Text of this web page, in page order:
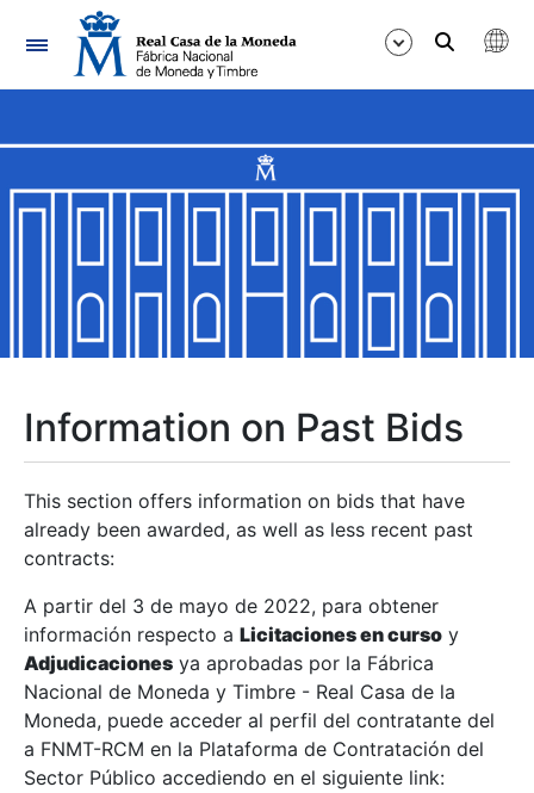
Navigation
Show/Hide
Show/Hide
Show/Hide
Show/Hide
Show/Hide
Information on Past Bids
This section offers information on bids that have
already been awarded, as well as less recent past
contracts:
A partir del 3 de mayo de 2022, para obtener
información respecto a Licitaciones en curso y
Adjudicaciones ya aprobadas por la Fábrica
Nacional de Moneda y Timbre - Real Casa de la
Moneda, puede acceder al perfil del contratante del
a FNMT-RCM en la Plataforma de Contratación del
Sector Público accediendo en el siguiente link: